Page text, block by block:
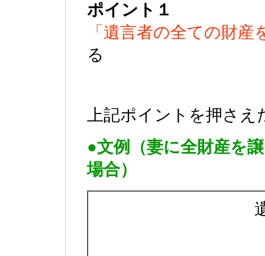
ポイント１
「遺言者の全ての財
る
上記ポイントを押さえ
●文例（妻に全財産を
場合）